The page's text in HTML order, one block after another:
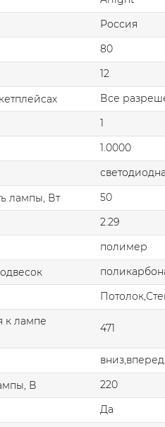
Россия
80
12
Все
1
1.0000
лампы, Вт
50
2.29
полимер
к лампе
471
вниз,вперед
В
220
Да